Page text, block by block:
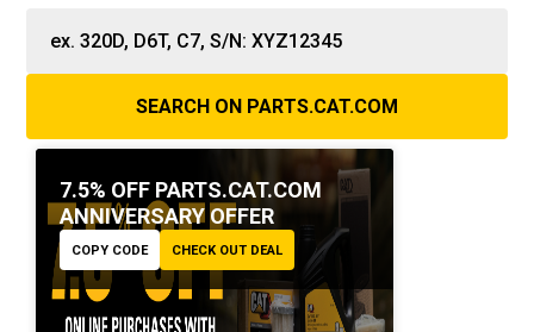
SEARCH ON PARTS.CAT.COM
7.5% OFF PARTS.CAT.COM
ANNIVERSARY OFFER
COPY CODE CHECK OUT DEAL